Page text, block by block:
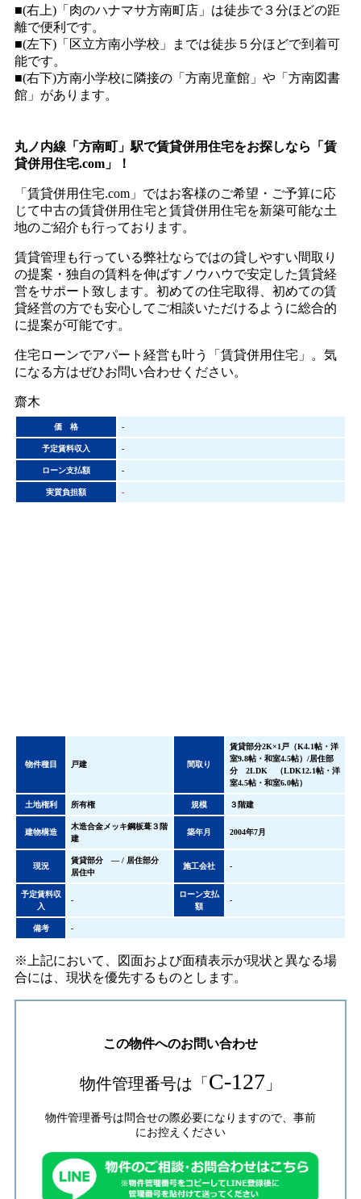
■(右上)「肉のハナマサ方南町店」は徒歩で３分ほどの距
離で便利です。
■(左下)「区立方南小学校」までは徒歩５分ほどで到着可
能です。
■(右下)方南小学校に隣接の「方南児童館」や「方南図書
館」があります。
丸ノ内線「方南町」駅で賃貸併用住宅をお探しなら「賃
貸併用住宅.com」！
「賃貸併用住宅.com」ではお客様のご希望・ご予算に応
じて中古の賃貸併用住宅と賃貸併用住宅を新築可能な土
地のご紹介も行っております。
賃貸管理も行っている弊社ならではの貸しやすい間取り
の提案・独自の賃料を伸ばすノウハウで安定した賃貸経
営をサポート致します。初めての住宅取得、初めての賃
貸経営の方でも安心してご相談いただけるように総合的
に提案が可能です。
住宅ローンでアパート経営も叶う「賃貸併用住宅」。気
になる方はぜひお問い合わせください。
齋木
価 格 -
予定賃料収入 -
ローン支払額 -
実質負担額 -
物件種目 戸建 間取り
賃貸部分2K×1戸（K4.1帖・洋
室9.8帖・和室4.5帖）/居住部
分 2LDK （LDK12.1帖・洋
室4.5帖・和室6.0帖）
土地権利 所有権 規模 ３階建
建物構造
木造合金メッキ鋼板葺３階
建
築年月 2004年7月
現況
賃貸部分 ― / 居住部分
居住中
施工会社 -
予定賃料収
入
-
ローン支払
額
-
備考 -
※上記において、図面および面積表示が現状と異なる場
合には、現状を優先するものとします。
この物件へのお問い合わせ
物件管理番号は「 C-127 」
物件管理番号は問合せの際必要になりますので、事前
にお控えください